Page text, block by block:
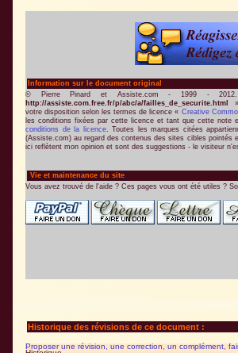
Information sur le document original
© Pierre Pinard et Assiste.com - 1999 -
http://assiste.com.free.fr/p/abc/a/failles_de_securite.html
votre disposition selon les termes de licence « Creative
les conditions fixées par cette licence et tant que cette note
conditions de la licence. Toutes les marques citées
(Assiste.com) au regard des contenus des sites cibles pointés
ici reflètent mon opinion et sont des suggestions - le visiteur
Vie et maintenance du site
Vous avez trouvé de l'aide ? Ces pages vous ont été utiles ?
Historique des révisions de ce document :
Proposer une révision, une correction, un complément,